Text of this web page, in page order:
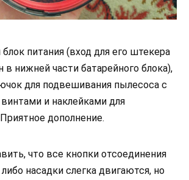
питания (вход для его штекера
в нижней части батарейного блока),
для подвешивания пылесоса с
и наклейками для
дополнение.
что все кнопки отсоединения
насадки слегка двигаются, но